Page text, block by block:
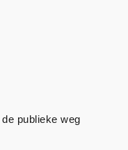
publieke weg